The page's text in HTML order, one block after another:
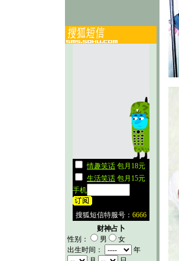
财神占卜
性别：
男
女
出生时间：
年